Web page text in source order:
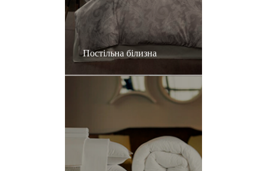
Постільна білизна